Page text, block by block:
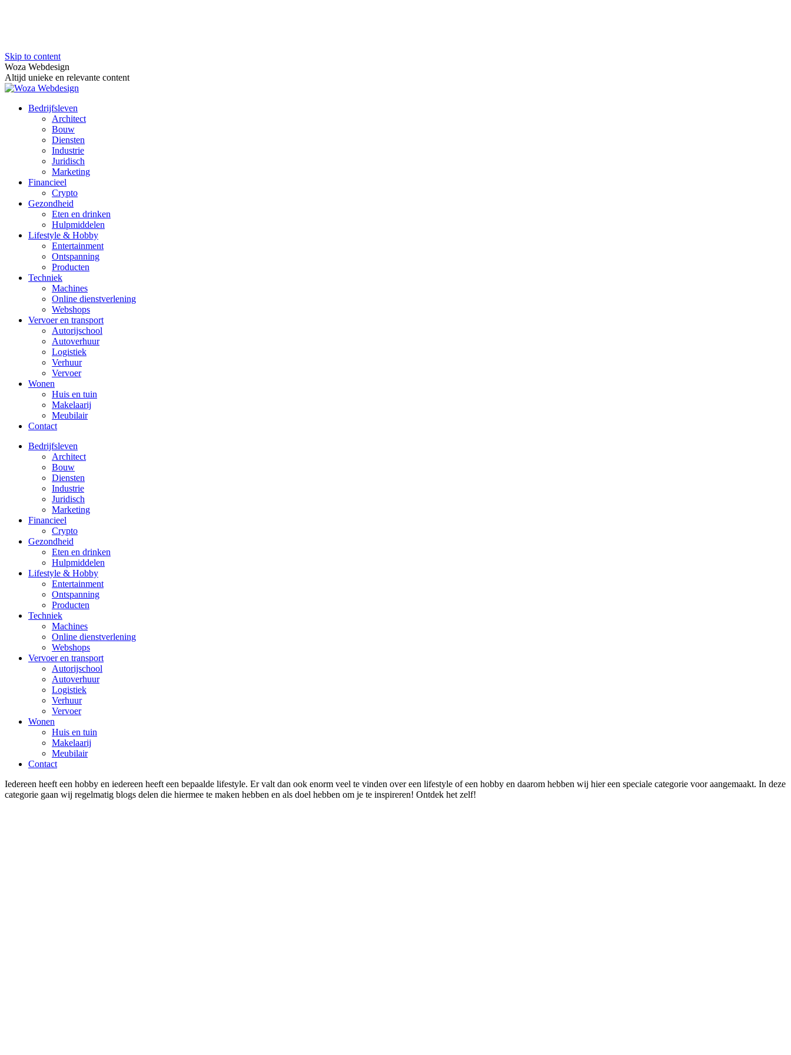
Skip to content
Woza Webdesign
Altijd unieke en relevante content
Bedrijfsleven
Architect
Bouw
Diensten
Industrie
Juridisch
Marketing
Financieel
Crypto
Gezondheid
Eten en drinken
Hulpmiddelen
Lifestyle & Hobby
Entertainment
Ontspanning
Producten
Techniek
Machines
Online dienstverlening
Webshops
Vervoer en transport
Autorijschool
Autoverhuur
Logistiek
Verhuur
Vervoer
Wonen
Huis en tuin
Makelaarij
Meubilair
Contact
Bedrijfsleven
Architect
Bouw
Diensten
Industrie
Juridisch
Marketing
Financieel
Crypto
Gezondheid
Eten en drinken
Hulpmiddelen
Lifestyle & Hobby
Entertainment
Ontspanning
Producten
Techniek
Machines
Online dienstverlening
Webshops
Vervoer en transport
Autorijschool
Autoverhuur
Logistiek
Verhuur
Vervoer
Wonen
Huis en tuin
Makelaarij
Meubilair
Contact
Iedereen heeft een hobby en iedereen heeft een bepaalde lifestyle. Er valt dan ook enorm veel te vinden over een lifestyle of een hobby en daarom hebben wij hier een speciale categorie voor aangemaakt. In deze
categorie gaan wij regelmatig blogs delen die hiermee te maken hebben en als doel hebben om je te inspireren! Ontdek het zelf!